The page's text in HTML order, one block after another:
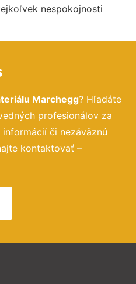
nespokojnosti
Marchegg? Hľadáte
profesionálov za
či nezáväznú
kontaktovať –